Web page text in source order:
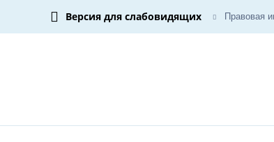
Версия для слабовидящих Правовая